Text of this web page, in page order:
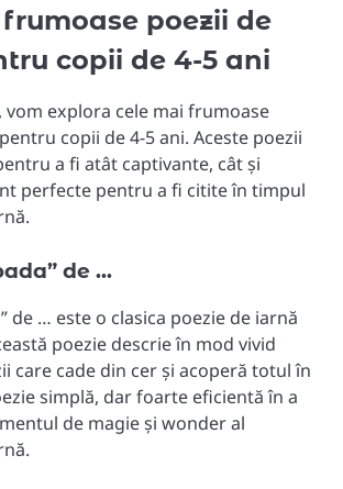
poezii de
copii de 4-5 ani
vom explora cele mai frumoase
copii de 4-5 ani. Aceste poezii
a fi atât captivante, cât și
perfecte pentru a fi citite în timpul
de …
de … este o clasica poezie de iarnă
poezie descrie în mod vivid
care cade din cer și acoperă totul în
simplă, dar foarte eficientă în a
de magie și wonder al